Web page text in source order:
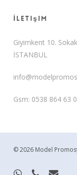
İletişim
Giyimkent 10.
İSTANBUL
Gsm: 0538 864 63
© 2026 Model
whatsappphoneemail